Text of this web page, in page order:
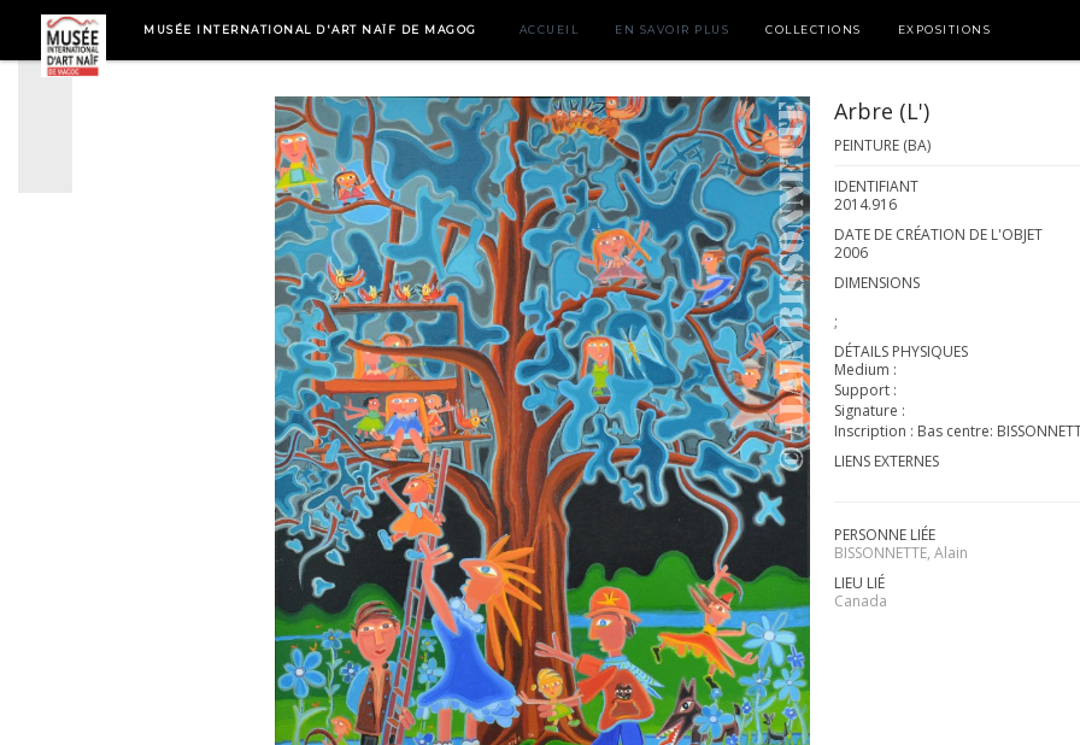
MUSÉE INTERNATIONAL D'ART NAÏF DE MAGOG ACCUEIL EN SAVOIR PLUS COLLECTIONS EXPOSITIONS
Arbre (L')
PEINTURE (BA)
IDENTIFIANT
2014.916
DATE DE CRÉATION DE L'OBJET
2006
DIMENSIONS
;
DÉTAILS PHYSIQUES
Medium :
Support :
Signature :
Inscription : Bas centre:
LIENS EXTERNES
PERSONNE LIÉE
BISSONNETTE, Alain
LIEU LIÉ
Canada